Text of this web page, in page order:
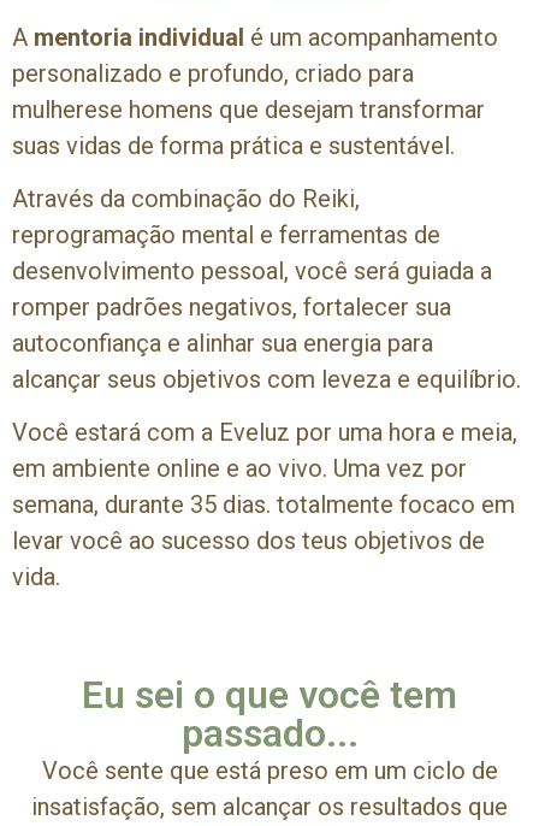
A mentoria individual é um acompanhamento
personalizado e profundo, criado para
mulherese homens que desejam transformar
suas vidas de forma prática e sustentável.
Através da combinação do Reiki,
reprogramação mental e ferramentas de
desenvolvimento pessoal, você será guiada a
romper padrões negativos, fortalecer sua
autoconfiança e alinhar sua energia para
alcançar seus objetivos com leveza e equilíbrio.
Você estará com a Eveluz por uma hora e meia,
em ambiente online e ao vivo. Uma vez por
semana, durante 35 dias. totalmente focaco em
levar você ao sucesso dos teus objetivos de
vida.
Eu sei o que você tem
passado...
Você sente que está preso em um ciclo de
insatisfação, sem alcançar os resultados que